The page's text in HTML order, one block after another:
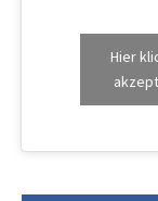
Hier